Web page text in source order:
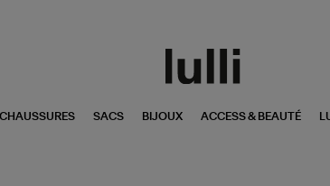
CHAUSSURES SACS BIJOUX ACCESS & BEAUTÉ